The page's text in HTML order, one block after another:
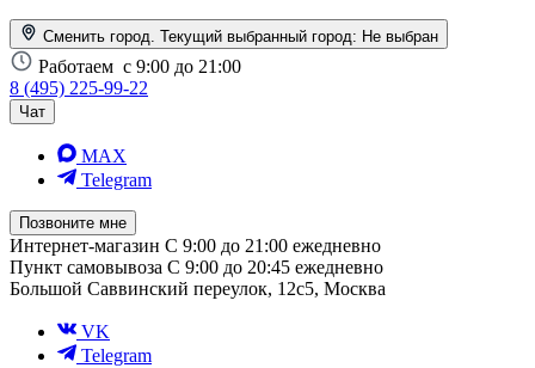
Сменить город. Текущий выбранный город: Не выбран
Работаем с 9:00 до 21:00
8 (495) 225-99-22
Чат
MAX
Telegram
Позвоните мне
Интернет-магазин С 9:00 до 21:00 ежедневно
Пункт самовывоза С 9:00 до 20:45 ежедневно
Большой Саввинский переулок, 12с5, Москва
VK
Telegram